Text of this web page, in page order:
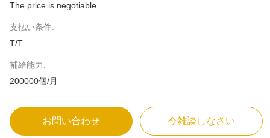
The price is negotiable
支払い条件:
T/T
補給能力:
200000個/月
お問い合わせ 今雑談しなさい